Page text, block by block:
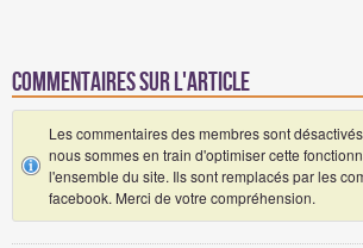
Commentaires sur l'article
Les commentaires des membres sont
nous sommes en train d'optimiser cette
l'ensemble du site. Ils sont remplacés par les
facebook. Merci de votre compréhension.